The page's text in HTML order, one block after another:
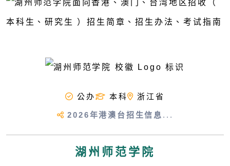
公办 本科 浙江省
2026年港澳台招生信息 ...
湖州师范学院